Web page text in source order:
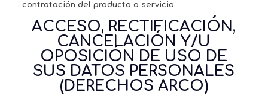
contratación del producto o servicio.
ACCESO, RECTIFICACIÓN,
CANCELACIÓN Y/U
OPOSICIÓN DE USO DE
SUS DATOS PERSONALES
(DERECHOS ARCO)